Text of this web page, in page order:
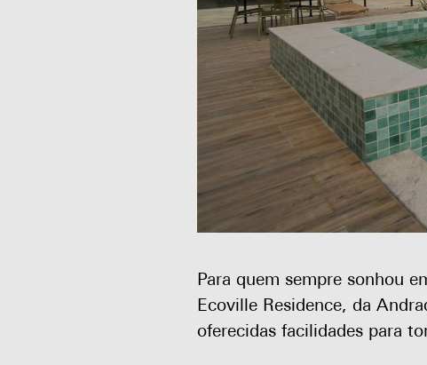
Para quem sempre sonhou
Ecoville Residence, da
oferecidas facilidades para